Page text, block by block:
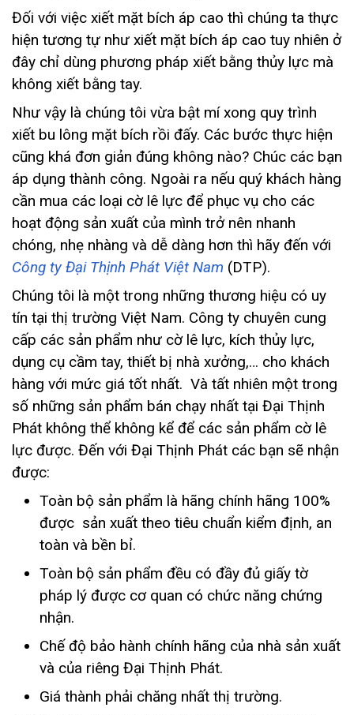
Đối với việc xiết mặt bích áp cao thì chúng ta thực
hiện tương tự như xiết mặt bích áp cao tuy nhiên ở
đây chỉ dùng phương pháp xiết bằng thủy lực mà
không xiết bằng tay.
Như vậy là chúng tôi vừa bật mí xong quy trình
xiết bu lông mặt bích rồi đấy. Các bước thực hiện
cũng khá đơn giản đúng không nào? Chúc các bạn
áp dụng thành công. Ngoài ra nếu quý khách hàng
cần mua các loại cờ lê lực để phục vụ cho các
hoạt động sản xuất của mình trở nên nhanh
chóng, nhẹ nhàng và dễ dàng hơn thì hãy đến với
Công ty Đại Thịnh Phát Việt Nam (DTP).
Chúng tôi là một trong những thương hiệu có uy
tín tại thị trường Việt Nam. Công ty chuyên cung
cấp các sản phẩm như cờ lê lực, kích thủy lực,
dụng cụ cầm tay, thiết bị nhà xưởng,… cho khách
hàng với mức giá tốt nhất. Và tất nhiên một trong
số những sản phẩm bán chạy nhất tại Đại Thịnh
Phát không thể không kể để các sản phẩm cờ lê
lực được. Đến với Đại Thịnh Phát các bạn sẽ nhận
được:
Toàn bộ sản phẩm là hãng chính hãng 100%
được sản xuất theo tiêu chuẩn kiểm định, an
toàn và bền bỉ.
Toàn bộ sản phẩm đều có đầy đủ giấy tờ
pháp lý được cơ quan có chức năng chứng
nhận.
Chế độ bảo hành chính hãng của nhà sản xuất
và của riêng Đại Thịnh Phát.
Giá thành phải chăng nhất thị trường.